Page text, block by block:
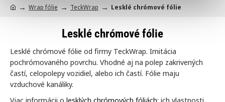
Wrap fólie TeckWrap Lesklé chrómové fólie
Lesklé chrómové fólie
Lesklé chrómové fólie od firmy TeckWrap. Imitácia
pochrómovaného povrchu. Vhodné aj na polep zakrivených
častí, celopolepy vozidiel, alebo ich častí. Fólie maju
vzduchové kanáliky.
Viac informácii o lesklých chrómových fóliách: ich vlastnosti,